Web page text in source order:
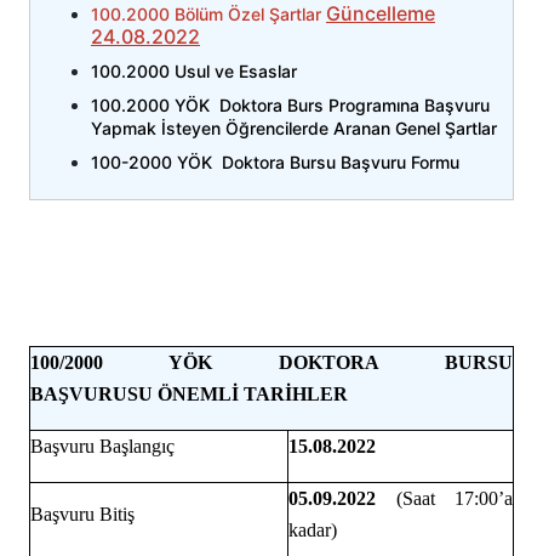
100.2000 Bölüm Özel Şartlar Güncelleme
24.08.2022
100.2000 Usul ve Esaslar
100.2000 YÖK Doktora Burs Programına Başvuru
Yapmak İsteyen Öğrencilerde Aranan Genel Şartlar
100-2000 YÖK Doktora Bursu Başvuru Formu
100/2000 YÖK DOKTORA BURSU
BAŞVURUSUÖNEMLİ TARİHLER
Başvuru Başlangıç 15.08.2022
Başvuru Bitiş
05.09.2022 (Saat 17:00’a
kadar)